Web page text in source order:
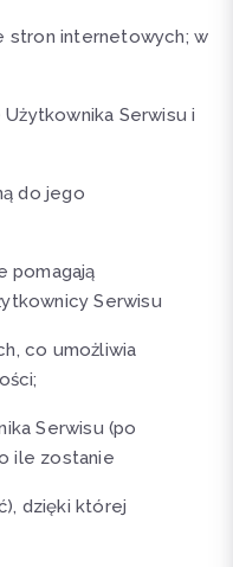
stron internetowych; w
Serwisu i
do jego
pomagają
Serwisu
co umożliwia
Serwisu (po
ile zostanie
dzięki której